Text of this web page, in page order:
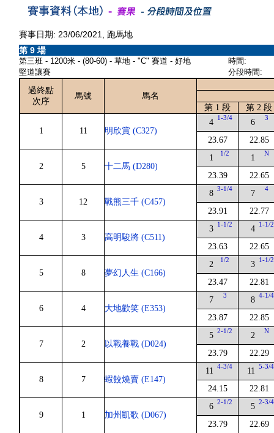
賽事日期: 23/06/2021, 跑馬地
第 9 場
第三班 - 1200米 - (80-60) - 草地 - "C" 賽道 - 好地
堅道讓賽
時間:
分段時間:
過終點
次序
馬號
馬名
第 1 段
第 2 段
1 11 明欣賞 (C327)
4 1-3/4
23.67
6 3
22.85
2 5 十二馬 (D280)
1 1/2
23.39
1 N
22.65
3 12 戰熊三千 (C457)
8 3-1/4
23.91
7 4
22.77
4 3 高明駿將 (C511)
3 1-1/2
23.63
4 1-1/2
22.65
5 8 夢幻人生 (C166)
2 1/2
23.47
3 1-1/2
22.81
6 4 大地歡笑 (E353)
7 3
23.87
8 4-1/4
22.85
7 2 以戰養戰 (D024)
5 2-1/2
23.79
2 N
22.29
8 7 蝦餃燒賣 (E147)
11 4-3/4
24.15
11 5-3/4
22.81
9 1 加州凱歌 (D067)
6 2-1/2
23.79
5 2-3/4
22.69